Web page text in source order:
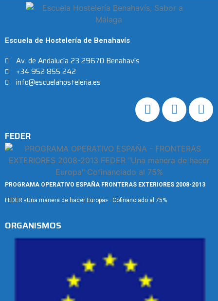
Escuela de Hostelería de Benahavís
Av. de Andalucía 23 29670 Benahavís
+34 952 855 242
info@escuelahosteleria.es
FEDER
PROGRAMA OPERATIVO ESPAÑA FRONTERAS EXTERIORES 2008-2013
FEDER «Una manera de hacer Europa» · Cofinanciado al 75%
ORGANISMOS